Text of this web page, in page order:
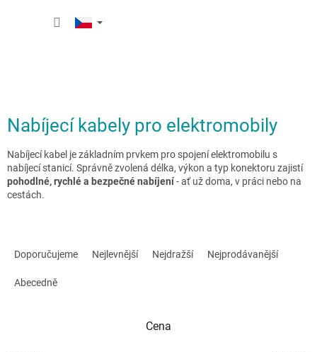
Nabíjecí kabely pro elektromobily
Nabíjecí kabel je základním prvkem pro spojení elektromobilu s
nabíjecí stanicí. Správně zvolená délka, výkon a typ konektoru zajistí
pohodlné, rychlé a bezpečné nabíjení- ať už doma, v práci nebo na
cestách.
Doporučujeme Nejlevnější Nejdražší Nejprodávanější
Abecedně
Cena